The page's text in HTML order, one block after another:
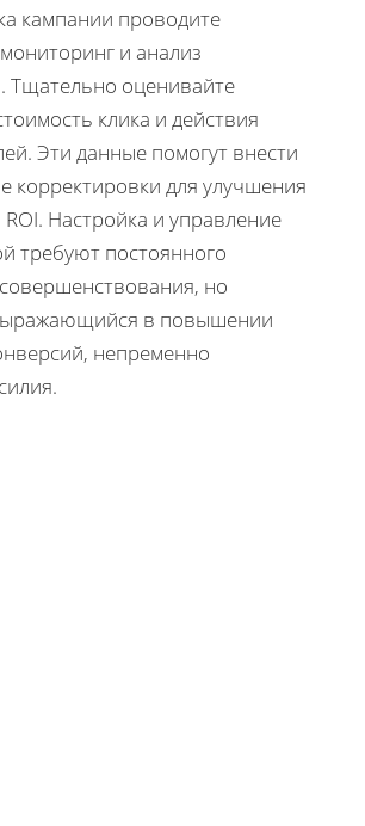
кампании проводите
и анализ
Тщательно оценивайте
клика и действия
Эти данные помогут внести
корректировки для улучшения
ROI. Настройка и управление
требуют постоянного
но
в повышении
непременно